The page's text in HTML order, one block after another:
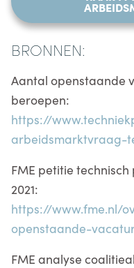
BRONNEN:
Aantal openstaande
beroepen:
https://
arbeidsmarktvraag-
FME petitie
2021:
https://www.fme.nl/
openstaande-
FME analyse